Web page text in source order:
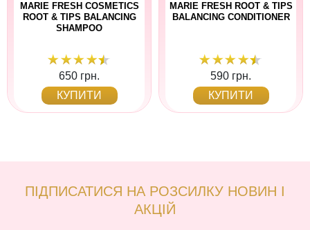
MARIE FRESH COSMETICS
ROOT & TIPS BALANCING
SHAMPOO
650 грн.
КУПИТИ
MARIE FRESH ROOT & TIPS
BALANCING CONDITIONER
590 грн.
КУПИТИ
ПІДПИСАТИСЯ НА РОЗСИЛКУ НОВИН І
АКЦІЙ